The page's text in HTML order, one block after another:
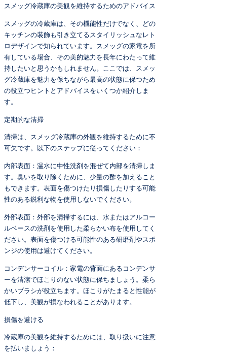
スメッグ冷蔵庫の美観を維持するためのアドバイス
スメッグの冷蔵庫は、その機能性だけでなく、どの
キッチンの装飾も引き立てるスタイリッシュなレト
ロデザインで知られています。スメッグの家電を所
有している場合、その美的魅力を長年にわたって維
持したいと思うかもしれません。ここでは、スメッ
グ冷蔵庫を魅力を保ちながら最高の状態に保つため
の役立つヒントとアドバイスをいくつか紹介しま
す。
定期的な清掃
清掃は、スメッグ冷蔵庫の外観を維持するために不
可欠です。以下のステップに従ってください：
内部表面：温水に中性洗剤を混ぜて内部を清掃しま
す。臭いを取り除くために、少量の酢を加えること
もできます。表面を傷つけたり損傷したりする可能
性のある鋭利な物を使用しないでください。
外部表面：外部を清掃するには、水またはアルコー
ルベースの洗剤を使用した柔らかい布を使用してく
ださい。表面を傷つける可能性のある研磨剤やスポ
ンジの使用は避けてください。
コンデンサーコイル：家電の背面にあるコンデンサ
ーを清潔でほこりのない状態に保ちましょう。柔ら
かいブラシが役立ちます。ほこりがたまると性能が
低下し、美観が損なわれることがあります。
損傷を避ける
冷蔵庫の美観を維持するためには、取り扱いに注意
を払いましょう：